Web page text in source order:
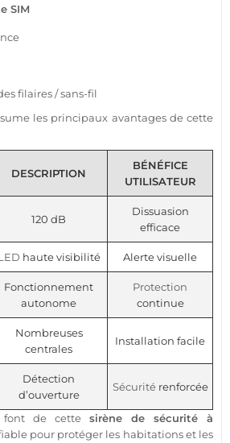
SIM
filaires /sans-fil
les principaux avantages de cette
DESCRIPTION
BÉNÉFICE
UTILISATEUR
120 dB
Dissuasion
efficace
haute visibilité Alerte visuelle
Fonctionnement
autonome
Protection
continue
Nombreuses
centrales
Installation facile
Détection
d’ouverture
Sécuritérenforcée
font de cette sirène de sécurité à
pour protéger les habitations et les